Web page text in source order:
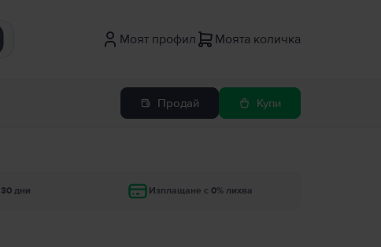
Моят профил Моята количка
Продай Купи
дни Изплащане с 0% лихва